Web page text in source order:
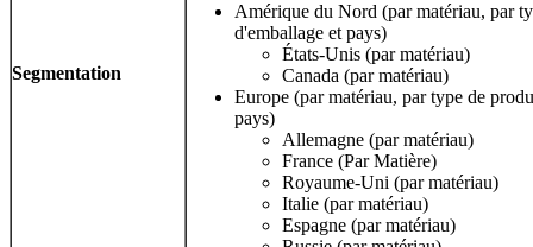
Segmentation
Amérique du Nord (par matériau, par
d'emballage et pays)
États-Unis (par matériau)
Canada (par matériau)
Europe (par matériau, par type de
pays)
Allemagne (par matériau)
France (Par Matière)
Royaume-Uni (par matériau)
Italie (par matériau)
Espagne (par matériau)